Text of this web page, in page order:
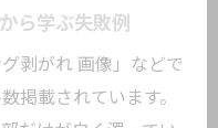
ら学ぶ失敗例
剥がれ 画像」などで
掲載されています。